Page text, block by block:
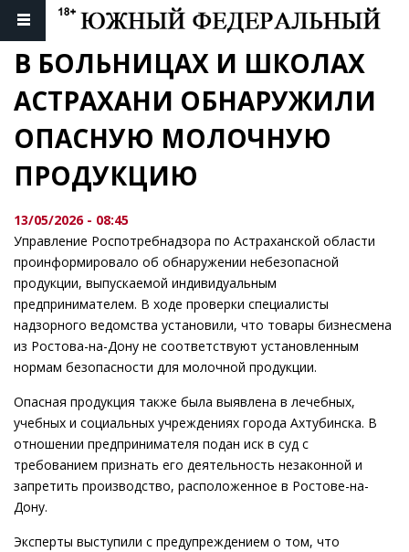
В БОЛЬНИЦАХ И ШКОЛАХ
АСТРАХАНИ ОБНАРУЖИЛИ
ОПАСНУЮ МОЛОЧНУЮ
ПРОДУКЦИЮ
13/05/2026 - 08:45
Управление Роспотребнадзора по Астраханской области
проинформировало об обнаружении небезопасной
продукции, выпускаемой индивидуальным
предпринимателем. В ходе проверки специалисты
надзорного ведомства установили, что товары бизнесмена
из Ростова-на-Дону не соответствуют установленным
нормам безопасности для молочной продукции.
Опасная продукция также была выявлена в лечебных,
учебных и социальных учреждениях города Ахтубинска. В
отношении предпринимателя подан иск в суд с
требованием признать его деятельность незаконной и
запретить производство, расположенное в Ростове-на-
Дону.
Эксперты выступили с предупреждением о том, что